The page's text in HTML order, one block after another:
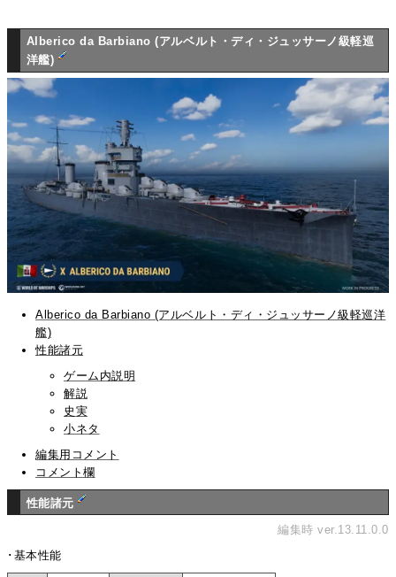
Alberico da Barbiano (アルベルト・ディ・ジュッサーノ級軽巡
洋艦)
Alberico da Barbiano (アルベルト・ディ・ジュッサーノ級軽巡洋
艦)
性能諸元
ゲーム内説明
解説
史実
小ネタ
編集用コメント
コメント欄
性能諸元
編集時 ver.13.11.0.0
･基本性能